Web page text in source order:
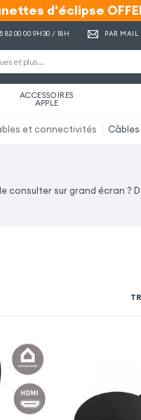
d'éclipse
d'éclipse
82 00 00 9H30 / 18H PAR MAIL
ACCESSOIRES
APPLE
et connectivités
consulter sur grand écran ?